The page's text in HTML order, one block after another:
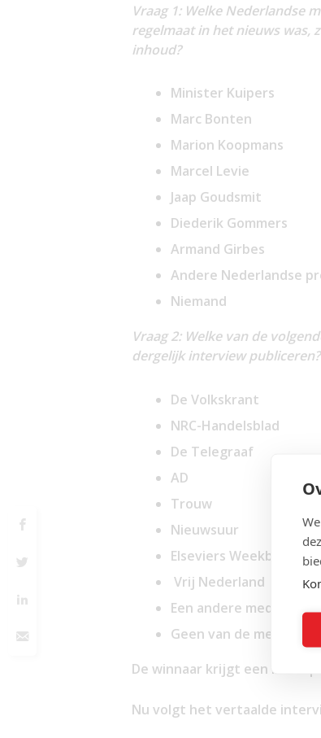
Vraag 1: Welke Nederlandse
regelmaat in het nieuws was,
inhoud?
Minister Kuipers
Marc Bonten
Marion Koopmans
Marcel Levie
Jaap Goudsmit
Diederik Gommers
Armand Girbes
Andere Nederlandse
Niemand
Vraag 2: Welke van de
dergelijk interview publiceren?
De Volkskrant
NRC-Handelsblad
De Telegraaf
AD
Trouw
Nieuwsuur
Elseviers Weekblad
Vrij Nederland
Een andere medium
Geen van de media
De winnaar krijgt een leuke
Nu volgt het vertaalde